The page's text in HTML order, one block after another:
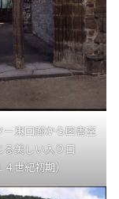
ー東回廊から図書室
る美しい入り口
４世紀初期）